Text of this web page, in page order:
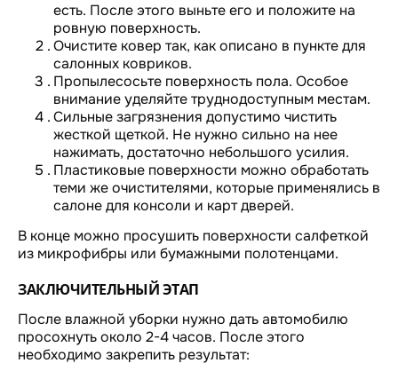
есть. После этого выньте его и положите на
ровную поверхность.
Очистите ковер так, как описано в пункте для
салонных ковриков.
Пропылесосьте поверхность пола. Особое
внимание уделяйте труднодоступным местам.
Сильные загрязнения допустимо чистить
жесткой щеткой. Не нужно сильно на нее
нажимать, достаточно небольшого усилия.
Пластиковые поверхности можно обработать
теми же очистителями, которые применялись в
салоне для консоли и карт дверей.
В конце можно просушить поверхности салфеткой
из микрофибры или бумажными полотенцами.
ЗАКЛЮЧИТЕЛЬНЫЙ ЭТАП
После влажной уборки нужно дать автомобилю
просохнуть около 2-4 часов. После этого
необходимо закрепить результат: